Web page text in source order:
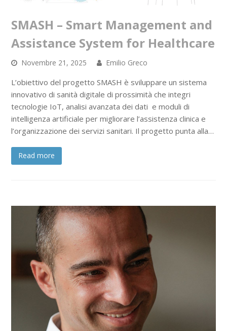
SMASH – Smart Management and
Assistance System for Healthcare
Novembre 21, 2025 Emilio Greco
L’obiettivo del progetto SMASH è sviluppare un sistema
innovativo di sanità digitale di prossimità che integri
tecnologie IoT, analisi avanzata dei dati e moduli di
intelligenza artificiale per migliorare l’assistenza clinica e
l’organizzazione dei servizi sanitari. Il progetto punta alla…
Read more